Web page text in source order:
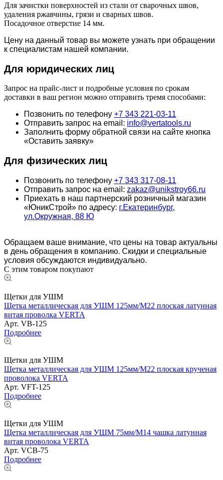
Для зачистки поверхностей из стали от сварочных швов,
удаления ржавчины, грязи и сварных швов.
Посадочное отверстие 14 мм.
Цену на данный товар вы можете узнать при обращении
к специалистам нашей компании.
Для юридических лиц
Запрос на прайс-лист и подробные условия по срокам
доставки в ваш регион можно отправить тремя способами:
Позвонить по телефону +7 343 221-03-11
Отправить запрос на email: info@vertatools.ru
Заполнить форму обратной связи на сайте кнопка
«Оставить заявку»
Для физических лиц
Позвонить по телефону +7 343 317-08-11
Отправить запрос на email: zakaz@unikstroy66.ru
Приехать в наш партнерский розничный магазин
«ЮникСтрой» по адресу: г.Екатеринбург,
ул.Окружная, 88 Ю
Обращаем ваше внимание, что цены на товар актуальны
в день обращения в компанию. Скидки и специальные
условия обсуждаются индивидуально.
С этим товаром покупают
Щетки для УШМ
Щетка металлическая для УШМ 125мм/М22 плоская латунная
витая проволка VERTA
Арт. VB-125
Подробнее
Щетки для УШМ
Щетка металлическая для УШМ 125мм/М22 плоская крученая
проволока VERTA
Арт. VFT-125
Подробнее
Щетки для УШМ
Щетка металлическая для УШМ 75мм/М14 чашка латунная
витая проволока VERTA
Арт. VCB-75
Подробнее